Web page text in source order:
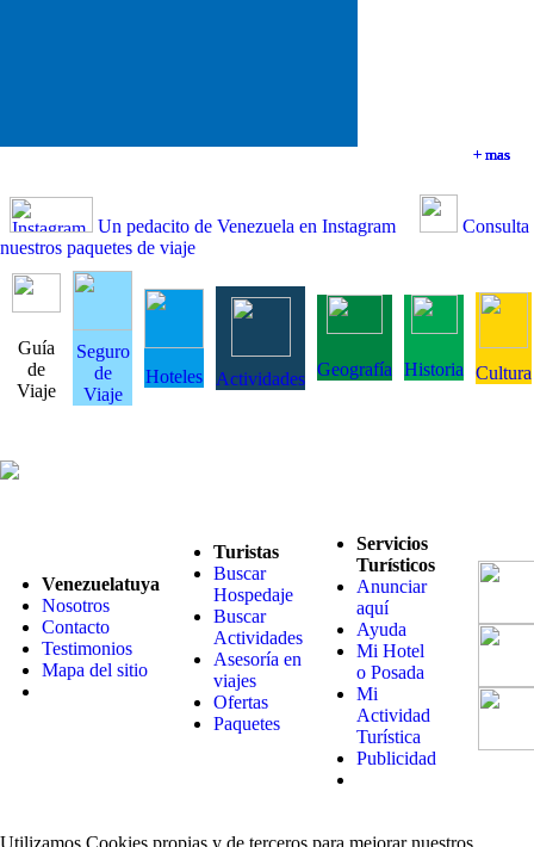
+ mas
+ mas
+ mas
+ mas
Un pedacito de Venezuela en Instagram
Consulta
nuestros paquetes de viaje
Guía
de
Viaje
Seguro
de
Viaje
Hoteles Actividades Geografía Historia Cultura
Venezuelatuya
Nosotros
Contacto
Testimonios
Mapa del sitio
Turistas
Buscar
Hospedaje
Buscar
Actividades
Asesoría en
viajes
Ofertas
Paquetes
Servicios
Turísticos
Anunciar
aquí
Ayuda
Mi Hotel
o Posada
Mi
Actividad
Turística
Publicidad
Utilizamos Cookies propias y de terceros para mejorar nuestros